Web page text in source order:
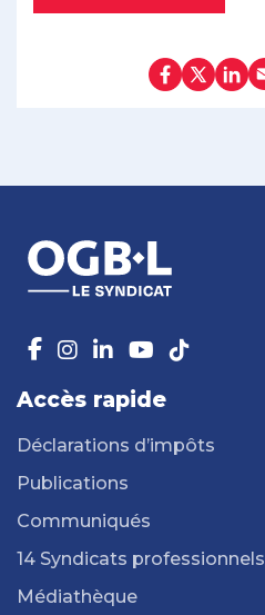
Accès rapide
Déclarations d’impôts
Publications
Communiqués
14 Syndicats professionnels
Médiathèque